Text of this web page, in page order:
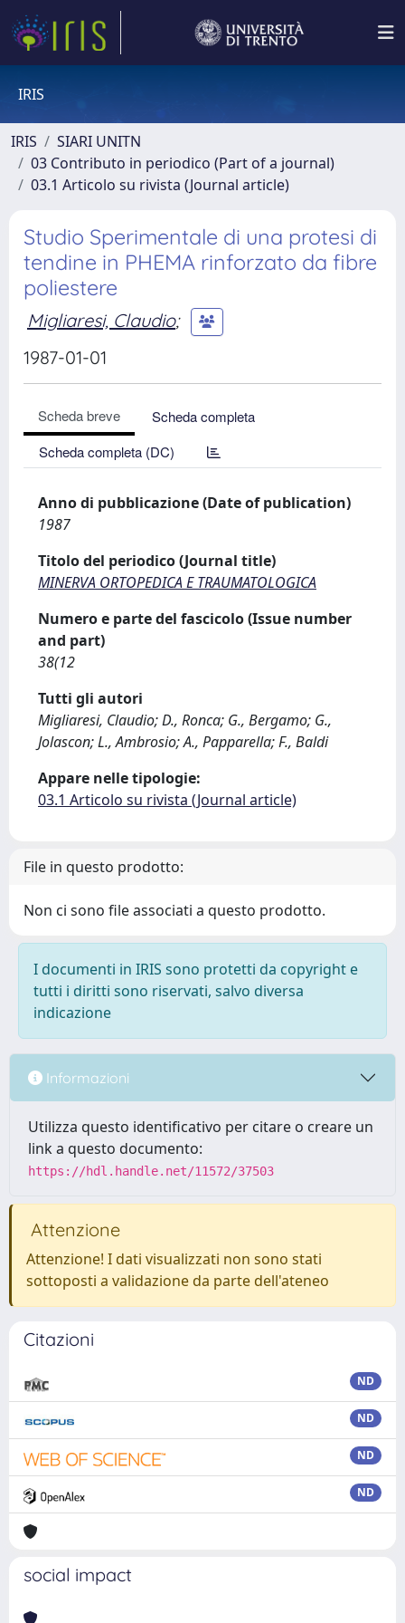
IRIS
IRIS
SIARI UNITN
03 Contributo in periodico (Part of a journal)
03.1 Articolo su rivista (Journal article)
Studio Sperimentale di una protesi di
tendine in PHEMA rinforzato da fibre
poliestere
Migliaresi, Claudio;
1987-01-01
Scheda breve
Scheda completa
Scheda completa (DC)
Anno di pubblicazione (Date of publication)
1987
Titolo del periodico (Journal title)
MINERVA ORTOPEDICA E TRAUMATOLOGICA
Numero e parte del fascicolo (Issue number
and part)
38(12
Tutti gli autori
Migliaresi, Claudio; D., Ronca; G., Bergamo; G.,
Jolascon; L., Ambrosio; A., Papparella; F., Baldi
Appare nelle tipologie:
03.1 Articolo su rivista (Journal article)
File in questo prodotto:
Non ci sono file associati a questo prodotto.
I documenti in IRIS sono protetti da copyright e
tutti i diritti sono riservati, salvo diversa
indicazione
Informazioni
Utilizza questo identificativo per citare o creare un
link a questo documento:
https://hdl.handle.net/11572/37503
Attenzione
Attenzione! I dati visualizzati non sono stati
sottoposti a validazione da parte dell'ateneo
Citazioni
ND
ND
ND
ND
social impact